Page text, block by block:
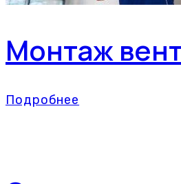
Монтаж
Подробнее